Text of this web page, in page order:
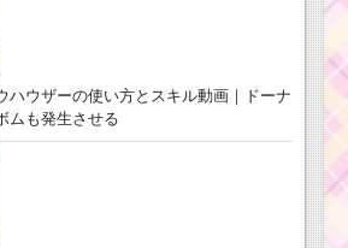
ハウザーの使い方とスキル動画｜ドーナ
ムも発生させる